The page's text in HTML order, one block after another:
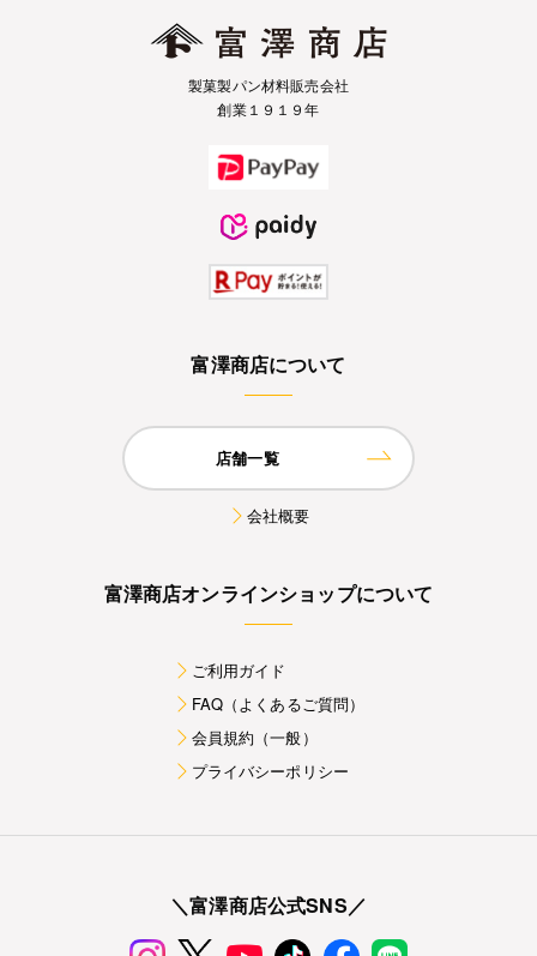
製菓製パン材料販売会社
創業１９１９年
富澤商店について
店舗一覧
会社概要
富澤商店オンラインショップについて
ご利用ガイド
FAQ（よくあるご質問）
会員規約（一般）
プライバシーポリシー
＼富澤商店公式SNS／